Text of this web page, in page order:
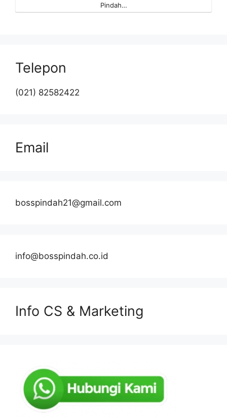
Pindah…
Telepon
(021) 82582422
Email
bosspindah21@gmail.com
info@bosspindah.co.id
Info CS & Marketing